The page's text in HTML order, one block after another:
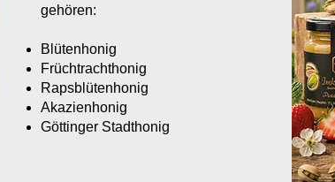
gehören:
Blütenhonig
Früchtrachthonig
Rapsblütenhonig
Akazienhonig
Göttinger Stadthonig